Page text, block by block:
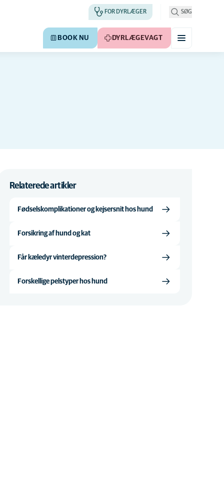
FOR DYRLÆGER SØG
BOOK NU DYRLÆGEVAGT
Relaterede artikler
Fødselskomplikationer og kejsersnit hos hund
Forsikring af hund og kat
Får kæledyr vinterdepression?
Forskellige pelstyper hos hund